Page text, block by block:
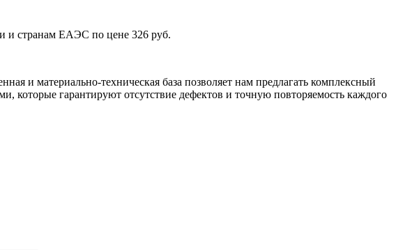
и странам ЕАЭС по цене 326 руб.
и материально-техническая база позволяет нам предлагать комплексный
гарантируют отсутствие дефектов и точную повторяемость каждого